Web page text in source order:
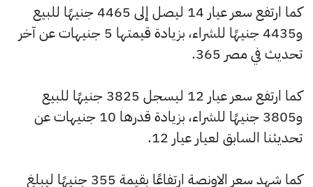
كما ارتفع سعر عيار 14 ليصل إلى 4465 جنيهًا للبيع
و4435 جنيهًا للشراء، بزيادة قيمتها 5 جنيهات عن آخر
تحديث في مصر 365.
كما ارتفع سعر عيار 12 ليسجل 3825 جنيهًا للبيع
و3805 جنيهًا للشراء، بزيادة قدرها 10 جنيهات عن
تحديثنا السابق لعيار عيار 12.
كما شهد سعر الاونصة ارتفاعًا بقيمة 355 جنيهًا ليبلغ